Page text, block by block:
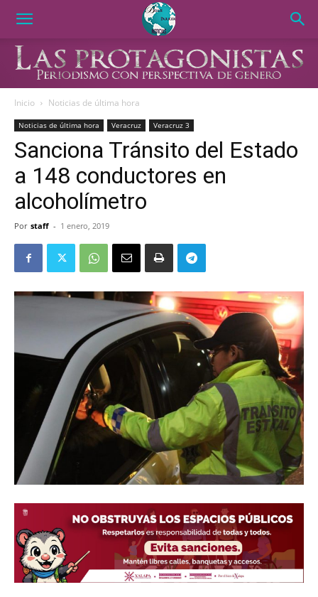
Inicio Noticias de última hora
Noticias de última hora Veracruz Veracruz 3
Sanciona Tránsito del Estado
a 148 conductores en
alcoholímetro
Por staff - 1 enero, 2019